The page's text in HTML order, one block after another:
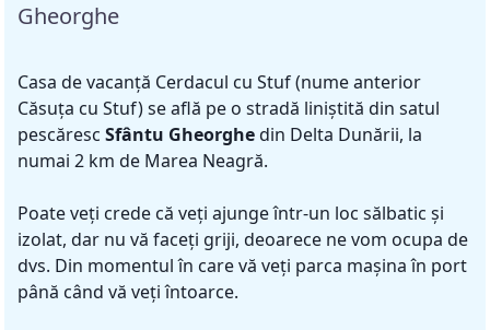
Gheorghe
Casa de vacanță Cerdacul cu Stuf (nume anterior
Căsuța cu Stuf) se află pe o stradă liniștită din satul
pescăresc Sfântu Gheorghedin Delta Dunării, la
numai 2 km de Marea Neagră.
Poate veți crede că veți ajunge într-un loc sălbatic și
izolat, dar nu vă faceți griji, deoarece ne vom ocupa de
dvs. Din momentul în care vă veți parca mașina în port
până când vă veți întoarce.